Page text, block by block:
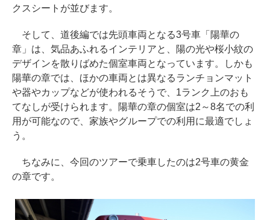
クスシートが並びます。
そして、道後編では先頭車両となる3号車「陽華の
章」は、気品あふれるインテリアと、陽の光や桜小紋の
デザインを散りばめた個室車両となっています。しかも
陽華の章では、ほかの車両とは異なるランチョンマット
や器やカップなどが使われるそうで、1ランク上のおも
てなしが受けられます。陽華の章の個室は2～8名での利
用が可能なので、家族やグループでの利用に最適でしょ
う。
ちなみに、今回のツアーで乗車したのは2号車の黄金
の章です。